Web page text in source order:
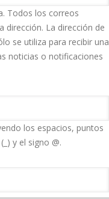
Todos los correos
dirección. La dirección de
se utiliza para recibir una
noticias o notificaciones
los espacios, puntos
y el signo @.